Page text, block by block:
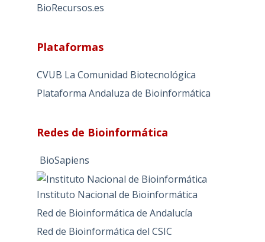
a
v
:
BioRecursos.es
Plataformas
CVUB La Comunidad Biotecnológica
Plataforma Andaluza de Bioinformática
Redes de Bioinformática
BioSapiens
Instituto Nacional de Bioinformática
Red de Bioinformática de Andalucía
Red de Bioinformática del CSIC